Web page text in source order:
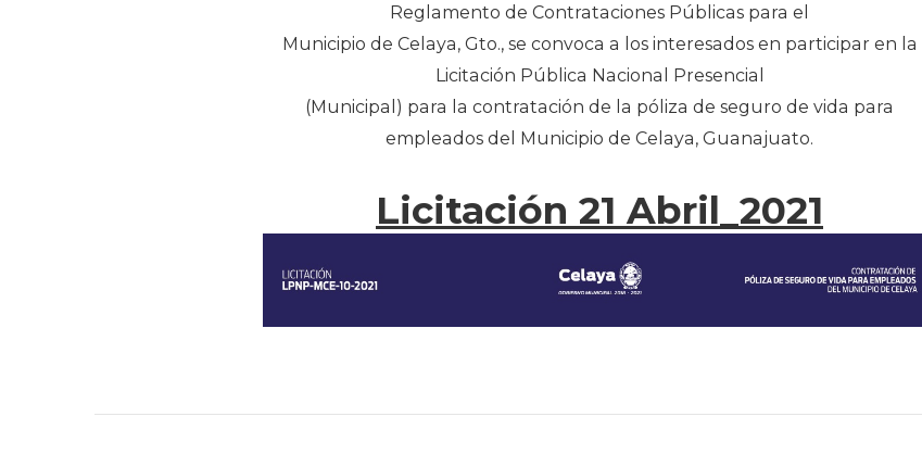
Reglamento de Contrataciones Públicas para el
Municipio de Celaya, Gto., se convoca a los interesados en participar en la
Licitación Pública Nacional Presencial
(Municipal) para la contratación de la póliza de seguro de vida para
empleados del Municipio de Celaya, Guanajuato.
Licitación 21 Abril_2021